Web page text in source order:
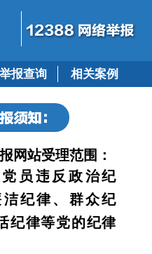
举报查询 相关案例
网站受理范围：
员违反政治纪
纪律、群众纪
纪律等党的纪律